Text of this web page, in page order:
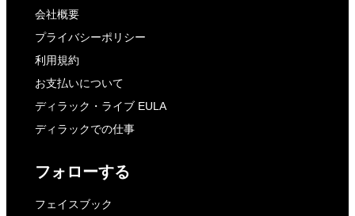
会社概要
プライバシーポリシー
利用規約
お支払いについて
ディラック・ライブ EULA
ディラックでの仕事
フォローする
フェイスブック